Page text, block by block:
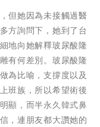
但她因為未接觸過醫
方詢問下，她到了台
地向她解釋玻尿酸隆
有何差別。玻尿酸隆
為比喻，支撐度以及
班族，所以希望術後
顯，而半永久韓式鼻
，連朋友都大讚她的